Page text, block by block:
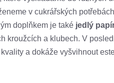
v cukrářských
doplňkem je také jedlý
kroužcích a klubech. V
a dokáže vyšvihnout